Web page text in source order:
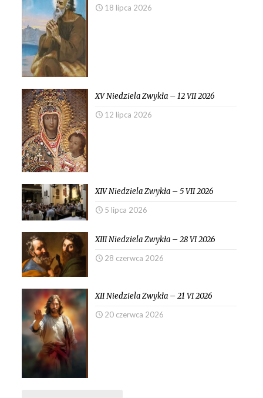
18 lipca 2026
XV Niedziela Zwykła – 12 VII 2026
12 lipca 2026
XIV Niedziela Zwykła – 5 VII 2026
5 lipca 2026
XIII Niedziela Zwykła – 28 VI 2026
28 czerwca 2026
XII Niedziela Zwykła – 21 VI 2026
20 czerwca 2026